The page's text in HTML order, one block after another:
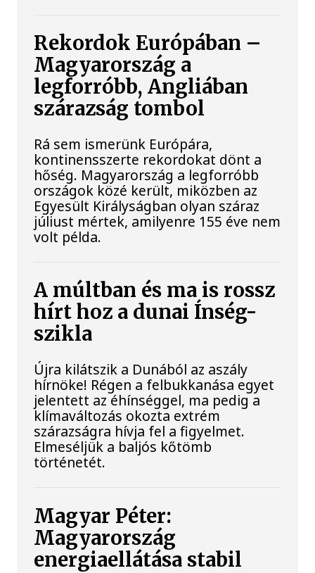
Rekordok Európában –
Magyarország a
legforróbb, Angliában
szárazság tombol
Rá sem ismerünk Európára,
kontinensszerte rekordokat dönt a
hőség. Magyarország a legforróbb
országok közé került, miközben az
Egyesült Királyságban olyan száraz
júliust mértek, amilyenre 155 éve nem
volt példa.
A múltban és ma is rossz
hírt hoz a dunai Ínség-
szikla
Újra kilátszik a Dunából az aszály
hírnöke! Régen a felbukkanása egyet
jelentett az éhínséggel, ma pedig a
klímaváltozás okozta extrém
szárazságra hívja fel a figyelmet.
Elmeséljük a baljós kőtömb
történetét.
Magyar Péter:
Magyarország
energiaellátása stabil